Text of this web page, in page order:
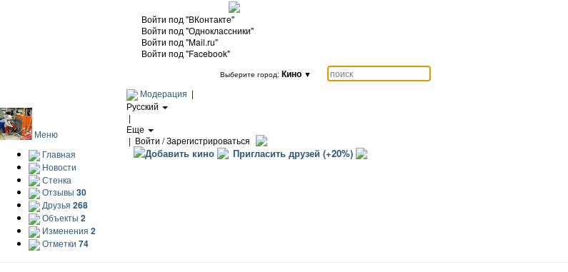
Войти под "ВКонтакте"
Войти под "Одноклассники"
Войти под "Mail.ru"
Войти под "Facebook"
Выберите город: Кино ▼
Модерация |
Русский
|
Еще
| Войти / Зарегистрироваться
Добавить кино Пригласить друзей (+20%)
Меню
Главная
Новости
Стенка
Отзывы 30
Друзья 268
Объекты 2
Изменения 2
Отметки 74